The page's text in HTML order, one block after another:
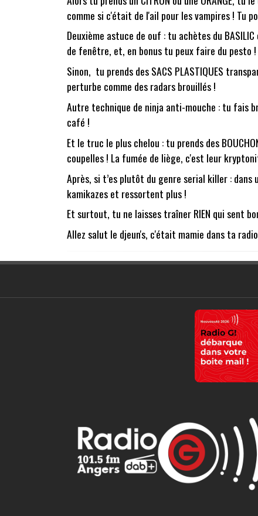
comme si c'était de l'ail pour les vampires ! Tu
Deuxième astuce de ouf : tu achètes du
de fenêtre, et, en bonus tu peux faire du pesto !
Sinon, tu prends des SACS PLASTIQUES
perturbe comme des radars brouillés !
Autre technique de ninja anti-mouche : tu fais
café !
Et le truc le plus chelou : tu prends des
coupelles ! La fumée de liège, c'est leur
Après, si t’es plutôt du genre serial killer :
kamikazes et ressortent plus !
Et surtout, tu ne laisses traîner RIEN qui sent
Allez salut le djeun's, c'était mamie dans ta